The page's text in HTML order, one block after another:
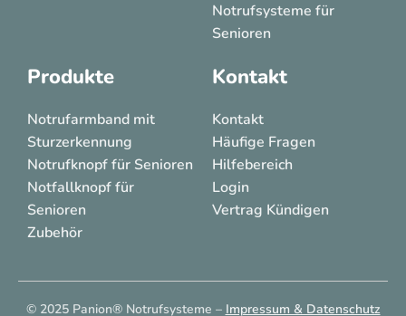
Notrufsysteme für
Senioren
Produkte
Notrufarmband mit
Sturzerkennung
Notrufknopf für Senioren
Notfallknopf für
Senioren
Zubehör
Kontakt
Kontakt
Häufige Fragen
Hilfebereich
Login
Vertrag Kündigen
© 2025 Panion® Notrufsysteme – Impressum & Datenschutz